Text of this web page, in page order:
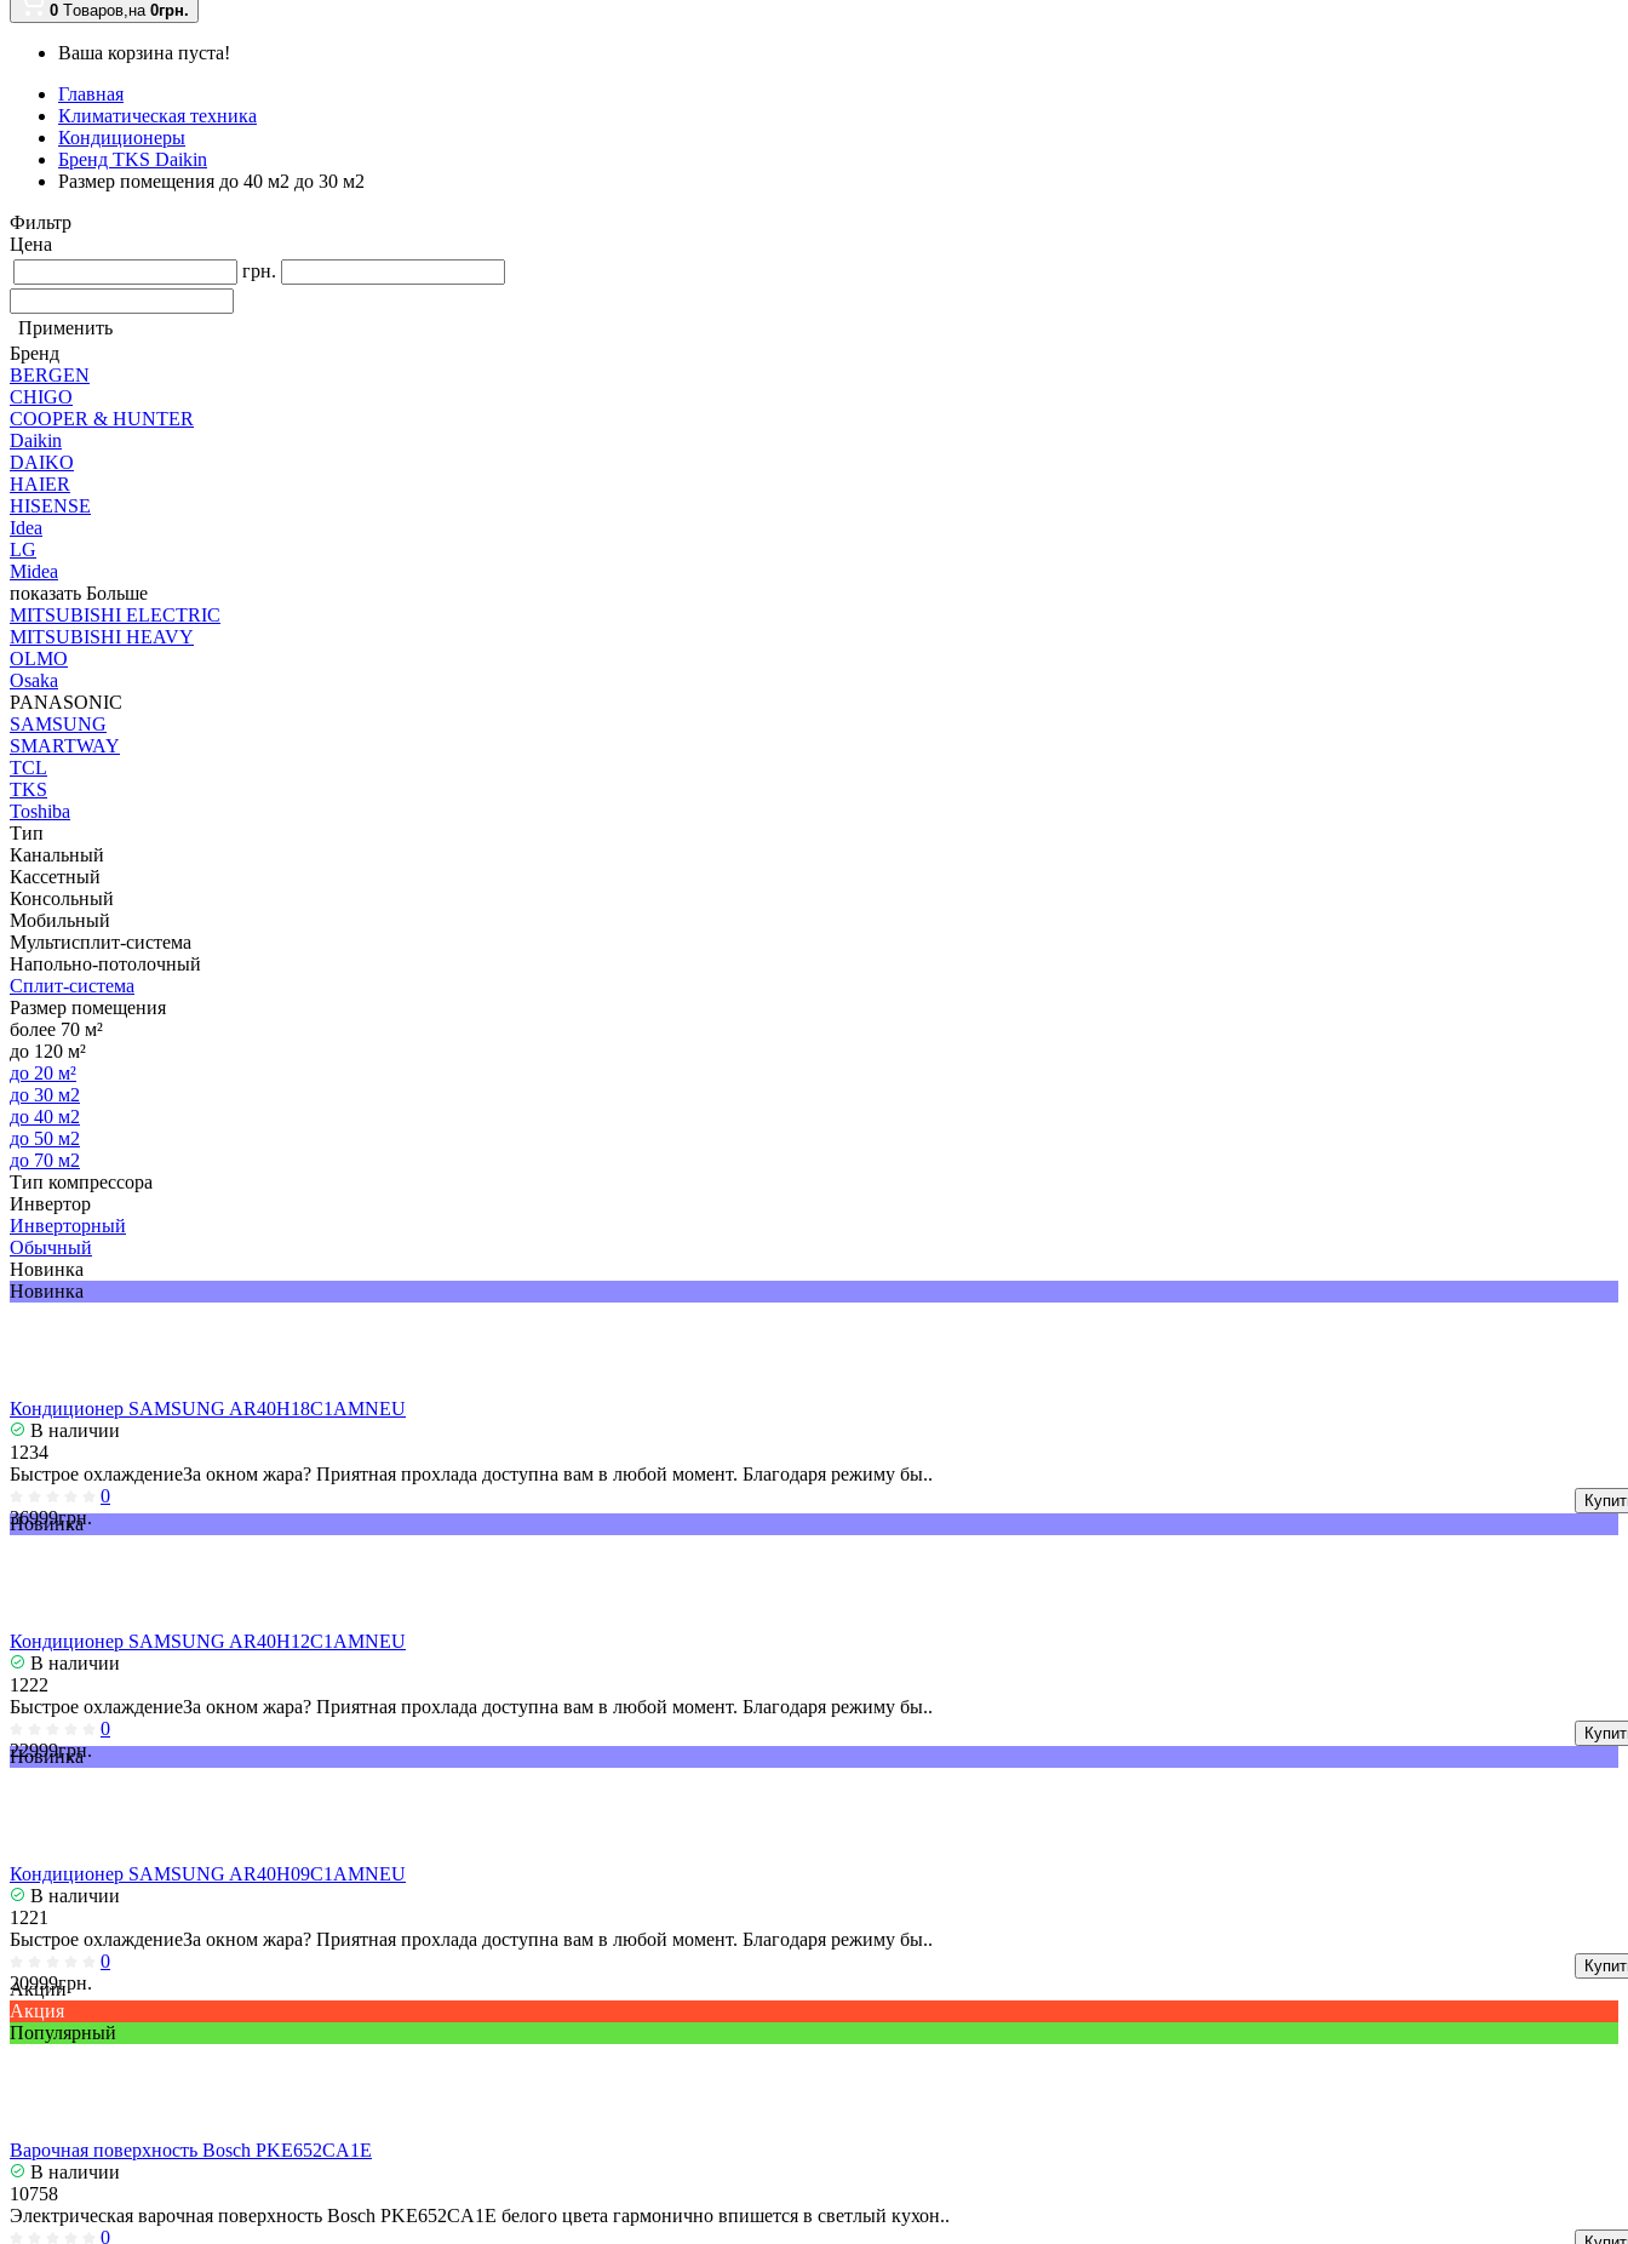
0 Tоваров,на 0грн.
Ваша корзина пуста!
Главная
Климатическая техника
Кондиционеры
Бренд TKS Daikin
Размер помещения до 40 м2 до 30 м2
Фильтр
Цена
грн.
Применить
Бренд
BERGEN
CHIGO
COOPER & HUNTER
Daikin
DAIKO
HAIER
HISENSE
Idea
LG
Midea
показать Больше
MITSUBISHI ELECTRIC
MITSUBISHI HEAVY
OLMO
Osaka
PANASONIC
SAMSUNG
SMARTWAY
TCL
TKS
Toshiba
Тип
Канальный
Кассетный
Консольный
Мобильный
Мультисплит-система
Напольно-потолочный
Сплит-система
Размер помещения
более 70 м²
до 120 м²
до 20 м²
до 30 м2
до 40 м2
до 50 м2
до 70 м2
Тип компрессора
Инвертор
Инверторный
Обычный
Новинка
Новинка
Кондиционер SAMSUNG AR40H18C1AMNEU
В наличии
1234
Быстрое охлаждениеЗа окном жара? Приятная прохлада доступна вам в любой момент. Благодаря режиму бы..
0
36999грн.
Новинка
Кондиционер SAMSUNG AR40H12C1AMNEU
В наличии
1222
Быстрое охлаждениеЗа окном жара? Приятная прохлада доступна вам в любой момент. Благодаря режиму бы..
0
22999грн.
Новинка
Кондиционер SAMSUNG AR40H09C1AMNEU
В наличии
1221
Быстрое охлаждениеЗа окном жара? Приятная прохлада доступна вам в любой момент. Благодаря режиму бы..
0
20999грн.
Акции
Акция
Популярный
Варочная поверхность Bosch PKE652CA1E
В наличии
10758
Электрическая варочная поверхность Bosch PKE652CA1E белого цвета гармонично впишется в светлый кухон..
0